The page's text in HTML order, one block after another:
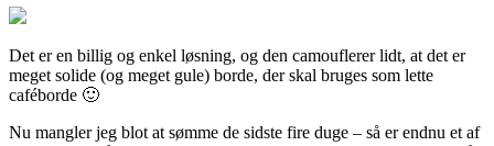
Det er en billig og enkel løsning, og den camouflerer lidt, at det er
meget solide (og meget gule) borde, der skal bruges som lette
caféborde 🙂
Nu mangler jeg blot at sømme de sidste fire duge – så er endnu et af